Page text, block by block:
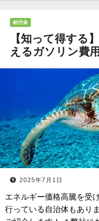
給付金
【知って得する
えるガソリン費
2025年7月1日
エネルギー価格高騰を受
行っている自治体もあり